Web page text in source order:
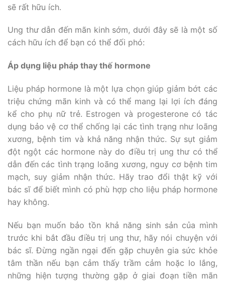
sẽ rất hữu ích.
Ung thư dẫn đến mãn kinh sớm, dưới đây sẽ là một số
cách hữu ích để bạn có thể đối phó:
Áp dụng liệu pháp thay thế hormone
Liệu pháp hormone là một lựa chọn giúp giảm bớt các
triệu chứng mãn kinh và có thể mang lại lợi ích đáng
kể cho phụ nữ trẻ. Estrogen và progesterone có tác
dụng bảo vệ cơ thể chống lại các tình trạng như loãng
xương, bệnh tim và khả năng nhận thức. Sự sụt giảm
đột ngột các hormone này do điều trị ung thư có thể
dẫn đến các tình trạng loãng xương, nguy cơ bệnh tim
mạch, suy giảm nhận thức. Hãy trao đổi thật kỹ với
bác sĩ để biết mình có phù hợp cho liệu pháp hormone
hay không.
Nếu bạn muốn bảo tồn khả năng sinh sản của mình
trước khi bắt đầu điều trị ung thư, hãy nói chuyện với
bác sĩ. Đừng ngần ngại đến gặp chuyên gia sức khỏe
tâm thần nếu bạn cảm thấy trầm cảm hoặc lo lắng,
những hiện tượng thường gặp ở giai đoạn tiền mãn